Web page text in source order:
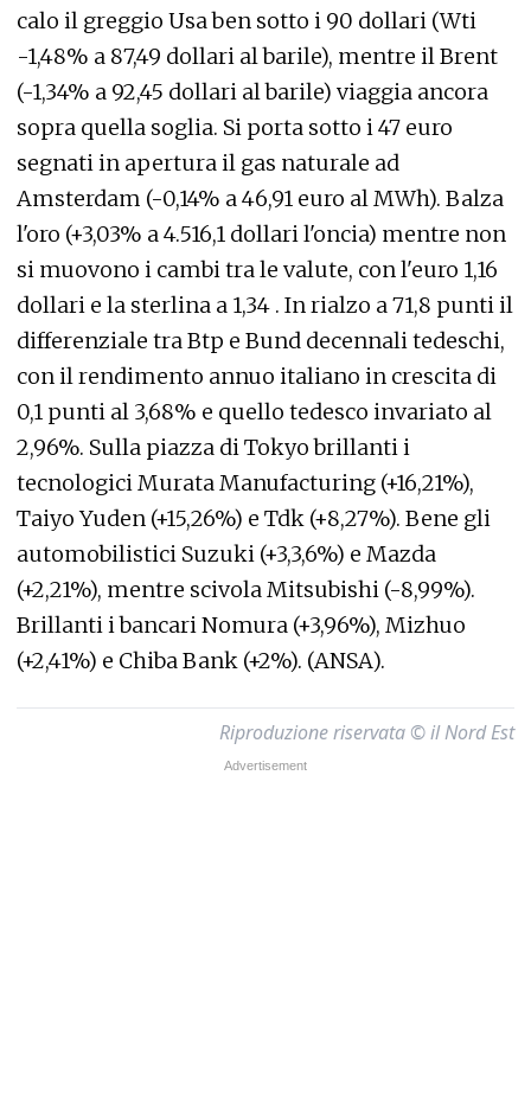
calo il greggio Usa ben sotto i 90 dollari (Wti
-1,48% a 87,49 dollari al barile), mentre il Brent
(-1,34% a 92,45 dollari al barile) viaggia ancora
sopra quella soglia. Si porta sotto i 47 euro
segnati in apertura il gas naturale ad
Amsterdam (-0,14% a 46,91 euro al MWh). Balza
l'oro (+3,03% a 4.516,1 dollari l'oncia) mentre non
si muovono i cambi tra le valute, con l'euro 1,16
dollari e la sterlina a 1,34 . In rialzo a 71,8 punti il
differenziale tra Btp e Bund decennali tedeschi,
con il rendimento annuo italiano in crescita di
0,1 punti al 3,68% e quello tedesco invariato al
2,96%. Sulla piazza di Tokyo brillanti i
tecnologici Murata Manufacturing (+16,21%),
Taiyo Yuden (+15,26%) e Tdk (+8,27%). Bene gli
automobilistici Suzuki (+3,3,6%) e Mazda
(+2,21%), mentre scivola Mitsubishi (-8,99%).
Brillanti i bancari Nomura (+3,96%), Mizhuo
(+2,41%) e Chiba Bank (+2%). (ANSA).
Riproduzione riservata © il Nord Est